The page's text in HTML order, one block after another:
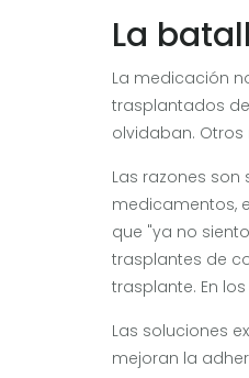
La
La medicación
trasplantados
olvidaban.
Las razones
medicamentos,
que "ya no
trasplantes de
trasplante. En
Las soluciones
mejoran la